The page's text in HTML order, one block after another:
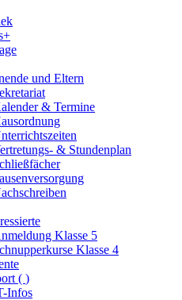
und Eltern
& Termine
& Stundenplan
Klasse 5
Klasse 4
( )
Infos